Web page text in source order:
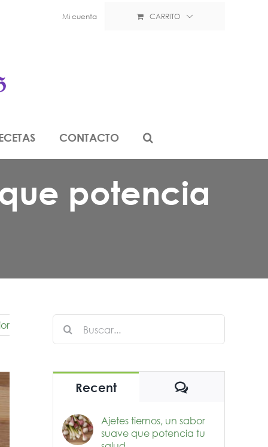
Mi cuenta CARRITO
CONTACTO
potencia
Recent Comentarios
Ajetes tiernos, un sabor
suave que potencia tu